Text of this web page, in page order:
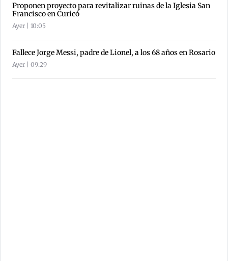
Proponen proyecto para revitalizar ruinas de la Iglesia San
Francisco en Curicó
Ayer | 10:05
Fallece Jorge Messi, padre de Lionel, a los 68 años en Rosario
Ayer | 09:29